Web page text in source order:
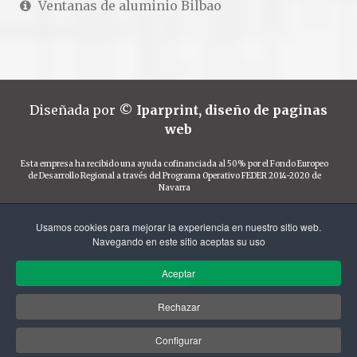
Ventanas de aluminio Bilbao
Diseñada por © Iparprint, diseño de paginas
web
Esta empresa ha recibido una ayuda cofinanciada al 50% por el Fondo Europeo
de Desarrollo Regional a través del Programa Operativo FEDER 2014-2020 de
Navarra
Financiado por el Programa KIT Digital. Plan de
Recuperación, Transformación y Resiliencia de
España "Next Generation EU".
Usamos cookies para mejorar la experiencia en nuestro sitio web.
Navegando en este sitio aceptas su uso
Aceptar
Rechazar
Configurar